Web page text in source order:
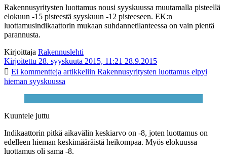
Rakennusyritysten luottamus nousi syyskuussa muutamalla pisteellä
elokuun -15 pisteestä syyskuun -12 pisteeseen. EK:n
luottamusindikaattorin mukaan suhdannetilanteessa on vain pientä
parannusta.
Kirjoittaja Rakennuslehti
Kirjoitettu 28. syyskuuta 2015, 11:21 28.9.2015
Ei kommentteja artikkeliin Rakennusyritysten luottamus elpyi
hieman syyskuussa
Kuuntele juttu
Indikaattorin pitkä aikavälin keskiarvo on -8, joten luottamus on
edelleen hieman keskimääräistä heikompaa. Myös elokuussa
luottamus oli sama -8.